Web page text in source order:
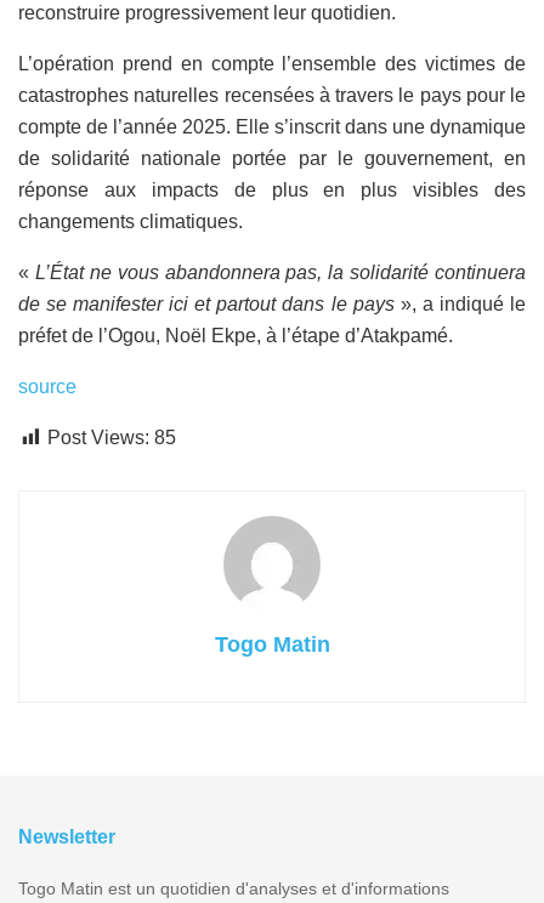
reconstruire progressivement leur quotidien.
L’opération prend en compte l’ensemble des victimes de
catastrophes naturelles recensées à travers le pays pour le
compte de l’année 2025. Elle s’inscrit dans une dynamique
de solidarité nationale portée par le gouvernement, en
réponse aux impacts de plus en plus visibles des
changements climatiques.
« L’État ne vous abandonnera pas, la solidarité continuera
de se manifester ici et partout dans le pays», a indiqué le
préfet de l’Ogou, Noël Ekpe, à l’étape d’Atakpamé.
source
Post Views: 85
Togo Matin
Newsletter
Togo Matin est un quotidien d'analyses et d'informations